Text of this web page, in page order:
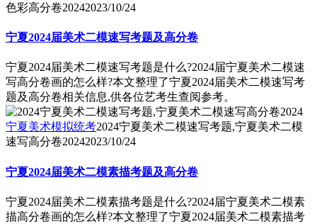
色彩高分卷20242023/10/24
宁夏2024届美术二模速写考题及高分卷
宁夏2024届美术二模速写考题是什么?2024届宁夏美术二模速
写高分卷画的怎么样?本文整理了宁夏2024届美术二模速写考
题及高分卷相关信息,供各位艺考生查阅参考。
宁夏美术模拟统考2024宁夏美术二模速写考题,宁夏美术二模
速写高分卷20242023/10/24
宁夏2024届美术二模素描考题及高分卷
宁夏2024届美术二模素描考题是什么?2024届宁夏美术二模素
描高分卷画的怎么样?本文整理了宁夏2024届美术二模素描考